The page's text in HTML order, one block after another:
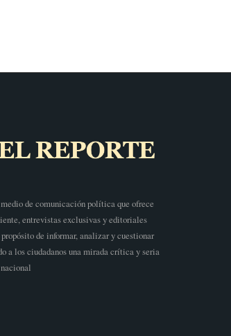
de comunicación política que ofrece
entrevistas exclusivas y editoriales
de informar, analizar y cuestionar
a los ciudadanos una mirada crítica y seria